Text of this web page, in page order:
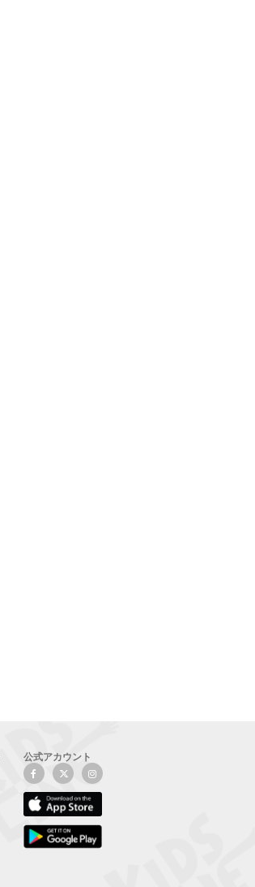
公式アカウント